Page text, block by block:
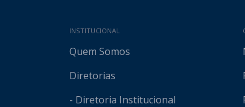
Mapa do
INSTITUCIONAL
Quem Somos
Diretorias
- Diretoria Institucional